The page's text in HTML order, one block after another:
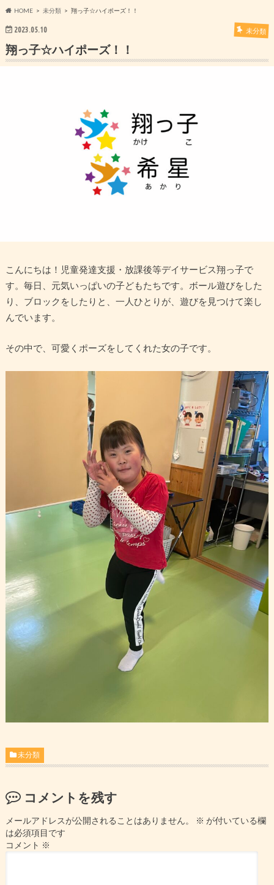
HOME 未分類 翔っ子☆ハイポーズ！！
2023.05.10 未分類
翔っ子☆ハイポーズ！！
こんにちは！児童発達支援・放課後等デイサービス翔っ子で
す。毎日、元気いっぱいの子どもたちです。ボール遊びをした
り、ブロックをしたりと、一人ひとりが、遊びを見つけて楽し
んでいます。
その中で、可愛くポーズをしてくれた女の子です。
未分類
コメントを残す
メールアドレスが公開されることはありません。 ※ が付いている欄
は必須項目です
コメント ※